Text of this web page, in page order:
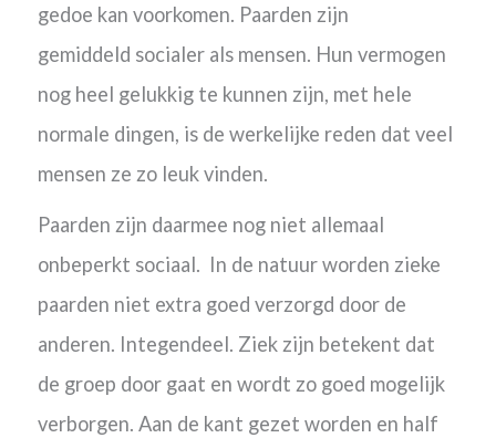
gedoe kan voorkomen. Paarden zijn
gemiddeld socialer als mensen. Hun vermogen
nog heel gelukkig te kunnen zijn, met hele
normale dingen, is de werkelijke reden dat veel
mensen ze zo leuk vinden.
Paarden zijn daarmee nog niet allemaal
onbeperkt sociaal. In de natuur worden zieke
paarden niet extra goed verzorgd door de
anderen. Integendeel. Ziek zijn betekent dat
de groep door gaat en wordt zo goed mogelijk
verborgen. Aan de kant gezet worden en half